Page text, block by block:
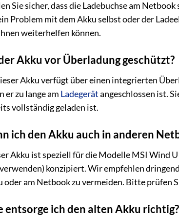
Sie sicher, dass die Ladebuchse am
Problem mit dem Akku selbst oder der
weiterhelfen können.
Akku vor Überladung geschützt?
Akku verfügt über einen integrierten
er zu lange am Ladegerätangeschlossen ist.
vollständig geladen ist.
ich den Akku auch in anderen
Akku ist speziell für die Modelle MSI Wind
konzipiert. Wir empfehlen
oder am Netbook zu vermeiden. Bitte prüfen
entsorge ich den alten Akku richtig?